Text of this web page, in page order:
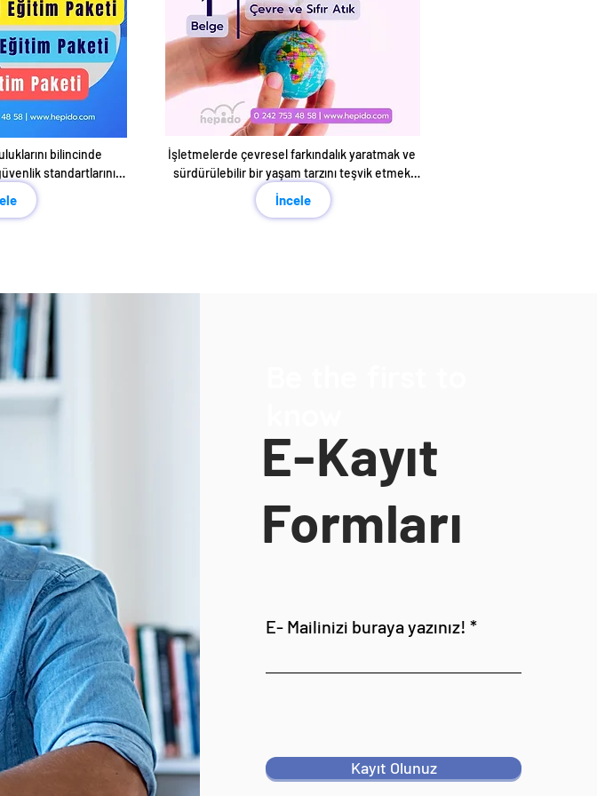
bilincinde
standartlarını
hedefler.
İşletmelerde çevresel farkındalık yaratmak ve
sürdürülebilir bir yaşam tarzını teşvik etmek
amacıyla ve çalışanların çevre dostu
uygulamaları benimsemelerine yardımcı olur.
İncele
E-Kayıt
Formları
E- Mailinizi buraya yazınız!
Kayıt Olunuz